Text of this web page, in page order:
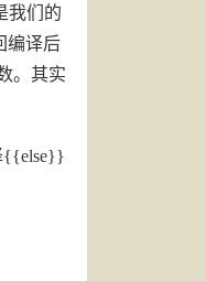
我们的
编译后
。其实
{{else}}